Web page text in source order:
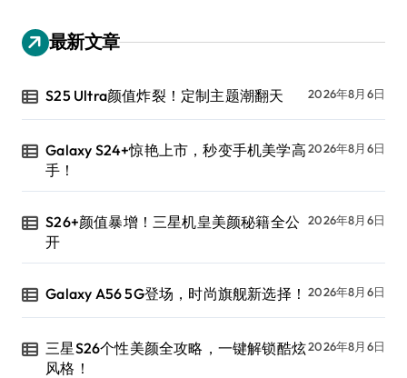
最新文章
S25 Ultra颜值炸裂！定制主题潮翻天 2026年8月6日
Galaxy S24+惊艳上市，秒变手机美学高
手！
2026年8月6日
S26+颜值暴增！三星机皇美颜秘籍全公
开
2026年8月6日
Galaxy A56 5G登场，时尚旗舰新选择！ 2026年8月6日
三星S26个性美颜全攻略，一键解锁酷炫
风格！
2026年8月6日